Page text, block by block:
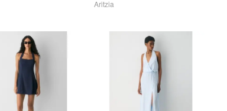
Aritzia